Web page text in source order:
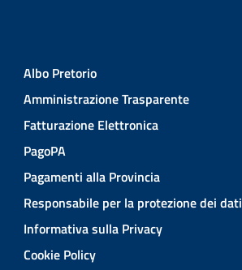
Albo Pretorio
Amministrazione Trasparente
Fatturazione Elettronica
PagoPA
Pagamenti alla Provincia
Responsabile per la protezione dei dati
Informativa sulla Privacy
Cookie Policy